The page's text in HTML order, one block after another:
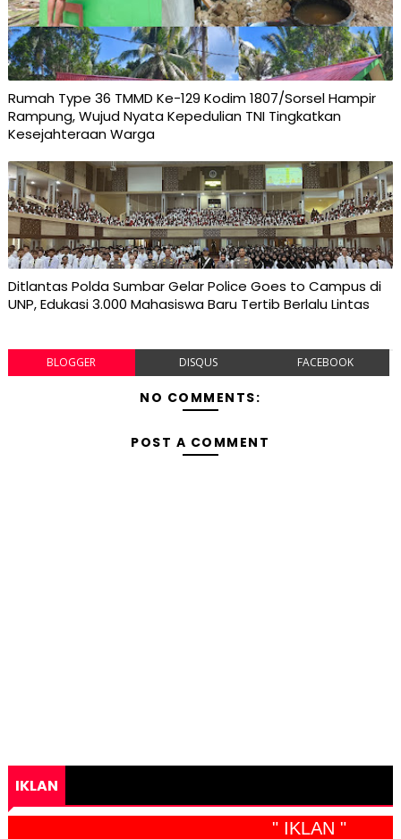
Rumah Type 36 TMMD Ke-129 Kodim 1807/Sorsel Hampir
Rampung, Wujud Nyata Kepedulian TNI Tingkatkan
Kesejahteraan Warga
Ditlantas Polda Sumbar Gelar Police Goes to Campus di
UNP, Edukasi 3.000 Mahasiswa Baru Tertib Berlalu Lintas
BLOGGER DISQUS FACEBOOK
NO COMMENTS:
POST A COMMENT
IKLAN
" IKLAN "